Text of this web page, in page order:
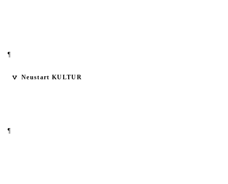
¶
Neustart KULTUR
¶